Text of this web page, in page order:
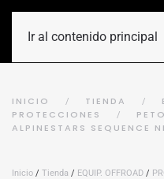
Ir al contenido principal
INICIO TIENDA
PROTECCIONES
ALPINESTARS SEQUENCE
Inicio / Tienda / EQUIP. OFFROAD /